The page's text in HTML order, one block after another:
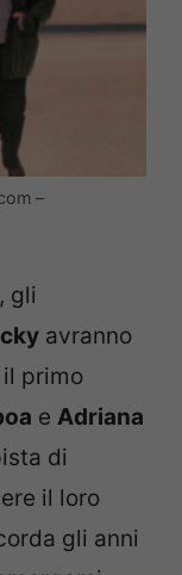
–
gli
avranno
primo
e Adriana
di
il loro
gli anni